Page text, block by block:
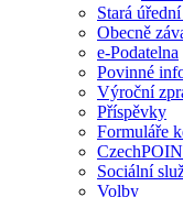
Stará
Obecně
e-Podatelna
Povinné
Výroční
Příspěvky
Formuláře
Sociální
Volby